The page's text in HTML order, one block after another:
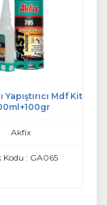
Yapıştırıcı Mdf Kit
Akfix
Kodu : GA065